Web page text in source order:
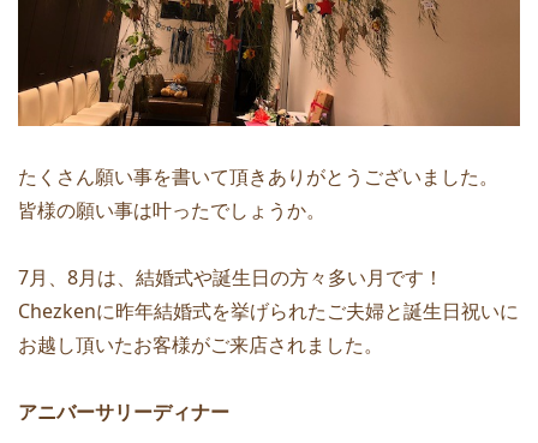
たくさん願い事を書いて頂きありがとうございました。
皆様の願い事は叶ったでしょうか。
7月、8月は、結婚式や誕生日の方々多い月です！
Chezkenに昨年結婚式を挙げられたご夫婦と誕生日祝いに
お越し頂いたお客様がご来店されました。
アニバーサリーディナー